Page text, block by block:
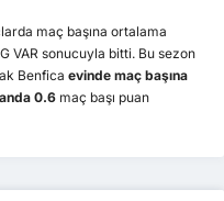
maç başına ortalama
VAR sonucuyla bitti. Bu sezon
Benfica evinde maç başına
0.6 maç başı puan